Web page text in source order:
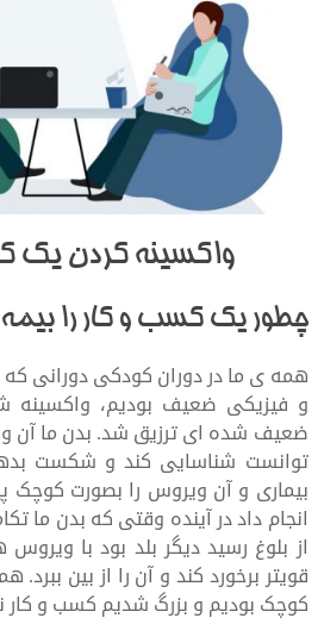
واکسینه کردن یک
چطور یک کسب و کار را
همه ی ما در دوران کودکی دورانی که
و فیزیکی ضعیف بودیم،
ضعیف شده ای ترزیق شد. بدن ما
توانست شناسایی کند و شکست
بیماری و آن ویروس را بصورت کوچک
انجام داد در آینده وقتی که بدن ما
از بلوغ رسید دیگر بلد بود با
قویتر برخورد کند و آن را از بین ببرد.
کوچک بودیم و بزرگ شدیم کسب ‌و کار